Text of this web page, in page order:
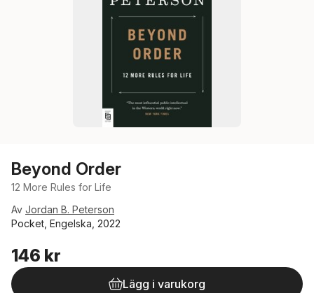
Beyond Order
12 More Rules for Life
Av Jordan B. Peterson
Pocket, Engelska, 2022
146 kr
Lägg i varukorg